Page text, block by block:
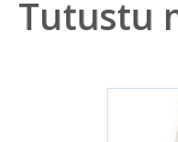
Tutustu